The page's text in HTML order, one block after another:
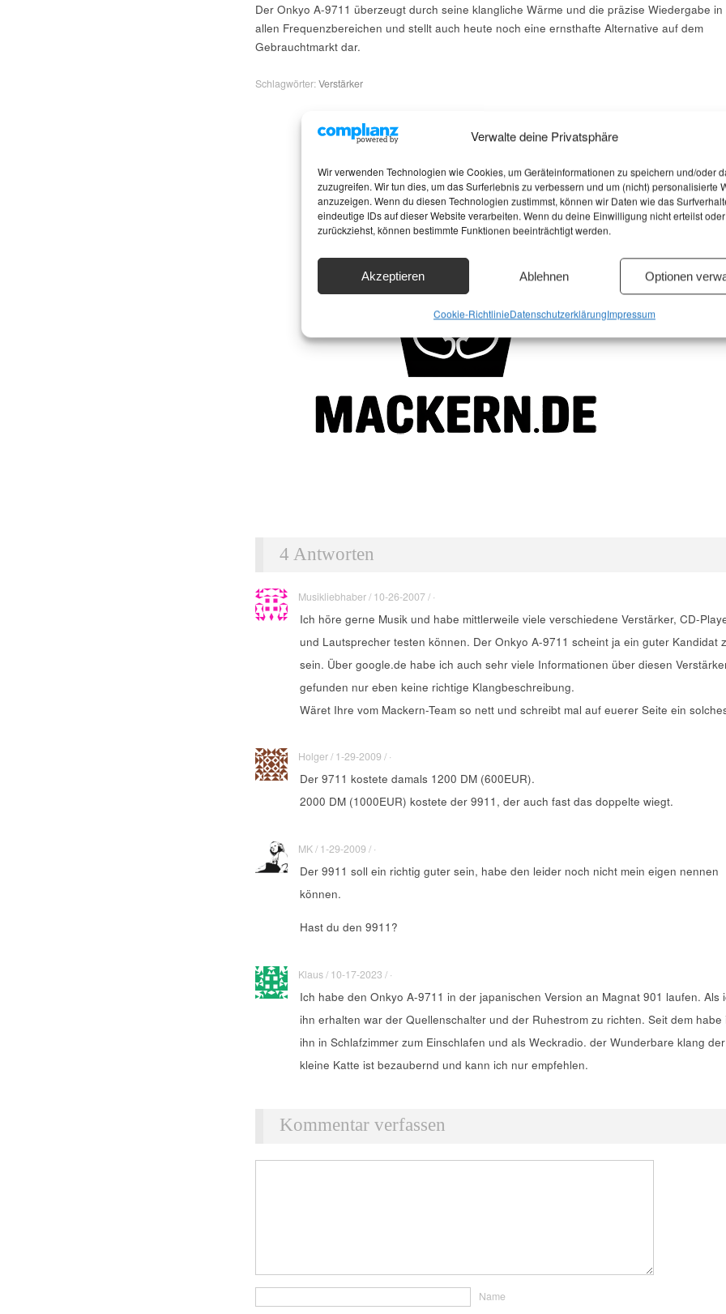
Verwalte deine Privatsphäre
Wir verwenden Technologien wie Cookies, um Geräteinformationen zu speichern und/oder
zuzugreifen. Wir tun dies, um das Surferlebnis zu verbessern und um (nicht) personalisierte
anzuzeigen. Wenn du diesen Technologien zustimmst, können wir Daten wie das
eindeutige IDs auf dieser Website verarbeiten. Wenn du deine Einwilligung nicht erteilst oder
zurückziehst, können bestimmte Funktionen beeinträchtigt werden.
Akzeptieren Ablehnen Optionen
Cookie-RichtlinieDatenschutzerklärungImpressum
Der Onkyo A-9711 überzeugt durch seine klangliche Wärme und die präzise Wiedergabe in
allen Frequenzbereichen und stellt auch heute noch eine ernsthafte Alternative auf dem
Gebrauchtmarkt dar.
Schlagwörter:Verstärker
4 Antworten
Musikliebhaber / 10-26-2007 / ·
Ich höre gerne Musik und habe mittlerweile viele verschiedene Verstärker, CD-
und Lautsprecher testen können. Der Onkyo A-9711 scheint ja ein guter Kandidat
sein. Über google.de habe ich auch sehr viele Informationen über diesen
gefunden nur eben keine richtige Klangbeschreibung.
Wäret Ihre vom Mackern-Team so nett und schreibt mal auf euerer Seite ein
Holger / 1-29-2009 / ·
Der 9711 kostete damals 1200 DM (600EUR).
2000 DM (1000EUR) kostete der 9911, der auch fast das doppelte wiegt.
MK / 1-29-2009 / ·
Der 9911 soll ein richtig guter sein, habe den leider noch nicht mein eigen nennen
können.
Hast du den 9911?
Klaus / 10-17-2023 / ·
Ich habe den Onkyo A-9711 in der japanischen Version an Magnat 901 laufen. Als
ihn erhalten war der Quellenschalter und der Ruhestrom zu richten. Seit dem habe
ihn in Schlafzimmer zum Einschlafen und als Weckradio. der Wunderbare klang der
kleine Katte ist bezaubernd und kann ich nur empfehlen.
Kommentar verfassen
Name